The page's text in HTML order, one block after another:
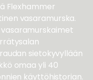
Flexhammer
vasaramurska.
vasaramurskaimet
sietokyvyllään
omaa yli 40
käyttöhistorian.